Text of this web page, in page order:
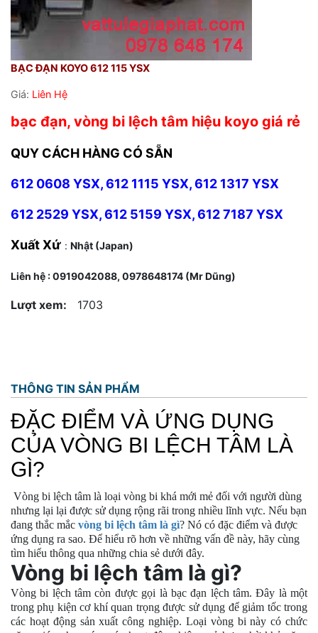
BẠC ĐẠN KOYO 612 115 YSX
Giá: Liên Hệ
bạc đạn, vòng bi lệch tâm hiệu koyo giá rẻ
QUY CÁCH HÀNG CÓ SẴN
612 0608 YSX, 612 1115 YSX, 612 1317 YSX
612 2529 YSX, 612 5159 YSX, 612 7187 YSX
Xuất Xứ : Nhật (Japan)
Liên hệ : 0919042088, 0978648174 (Mr Dũng)
Lượt xem: 1703
THÔNG TIN SẢN PHẨM
ĐẶC ĐIỂM VÀ ỨNG DỤNG
CỦA VÒNG BI LỆCH TÂM LÀ
GÌ?
Vòng bi lệch tâm là loại vòng bi khá mới mẻ đối với người dùng
nhưng lại lại được sử dụng rộng rãi trong nhiều lĩnh vực. Nếu bạn
đang thắc mắc vòng bi lệch tâm là gì? Nó có đặc điểm và được
ứng dụng ra sao. Để hiểu rõ hơn về những vấn đề này, hãy cùng
tìm hiểu thông qua những chia sẻ dưới đây.
Vòng bi lệch tâm là gì?
Vòng bi lệch tâm còn được gọi là bạc đạn lệch tâm. Đây là một
trong phụ kiện cơ khí quan trọng được sử dụng để giảm tốc trong
các hoạt động sản xuất công nghiệp. Loại vòng bi này có chức